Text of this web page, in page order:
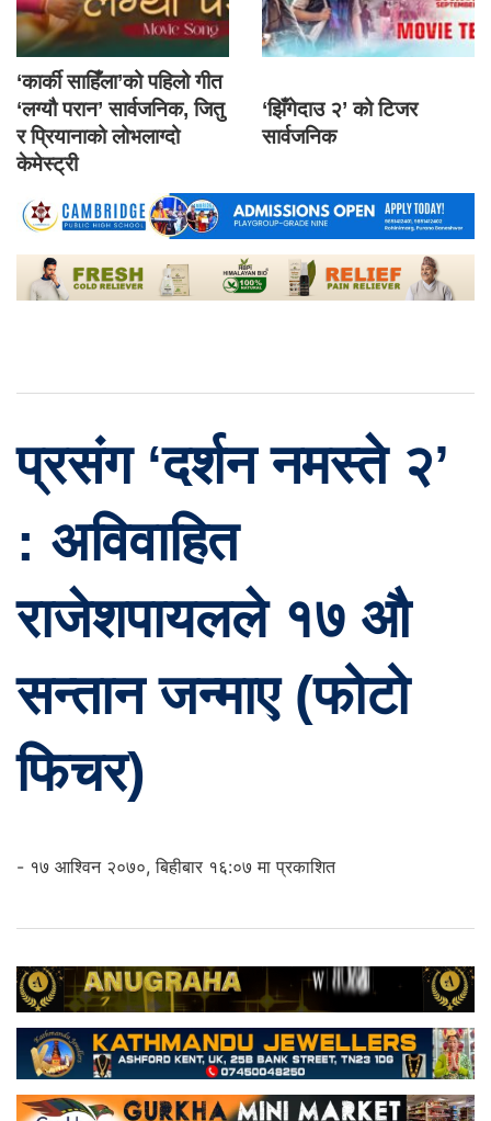
‘कार्की साहिँला’को पहिलो गीत
‘लग्यौ परान’ सार्वजनिक, जितु
र प्रियानाको लोभलाग्दो
केमेस्ट्री
‘झिँगेदाउ २’ को टिजर
सार्वजनिक
प्रसंग ‘दर्शन नमस्ते २’
: अविवाहित
राजेशपायलले १७ औ
सन्तान जन्माए (फोटो
फिचर)
- १७ आश्विन २०७०, बिहीबार १६:०७ मा प्रकाशित